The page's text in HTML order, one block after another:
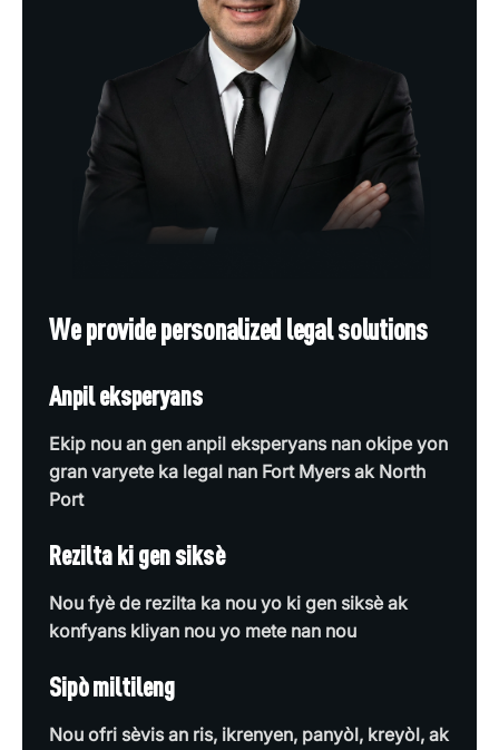
We provide personalized legal solutions
Anpil eksperyans
Ekip nou an gen anpil eksperyans nan okipe yon
gran varyete ka legal nan Fort Myers ak North
Port
Rezilta ki gen siksè
Nou fyè de rezilta ka nou yo ki gen siksè ak
konfyans kliyan nou yo mete nan nou
Sipò miltileng
Nou ofri sèvis an ris, ikrenyen, panyòl, kreyòl, ak